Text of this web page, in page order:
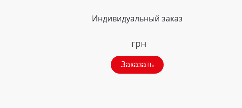
Индивидуальный заказ
грн
Заказать